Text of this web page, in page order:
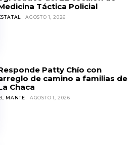
Táctica Policial
AGOSTO 1, 2026
Patty Chío con
de camino a familias de
Chaca
MANTE AGOSTO 1, 2026